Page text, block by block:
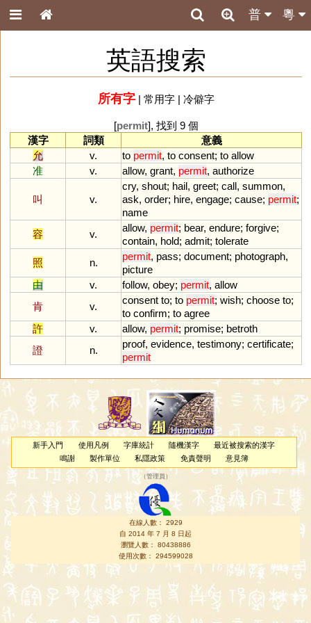
粵
普
英語搜索
所有字| 常用字| 冷僻字
[permit], 找到 9 個
漢字
詞類
意義
允
v. to permit, to consent; to allow
准
v. allow, grant, permit, authorize
叫 v.
cry, shout; hail, greet; call, summon,
ask, order; hire, engage; cause; permit;
name
容
v.
allow, permit; bear, endure; forgive;
contain, hold; admit; tolerate
照
n.
permit, pass; document; photograph,
picture
由
v. follow, obey; permit, allow
肯
v.
consent to; to permit; wish; choose to;
to confirm; to agree
許
v. allow, permit; promise; betroth
證
n.
proof, evidence, testimony; certificate;
permit
新手入門 使用凡例 字庫統計 隨機漢字
最近被搜索的漢字
鳴謝
製作單位 私隱政策 免責聲明 意見簿
（管理員 ）
在線人數： 2929
自 2014 年 7 月 8 日起
瀏覽人數： 80438886
使用次數： 294599028